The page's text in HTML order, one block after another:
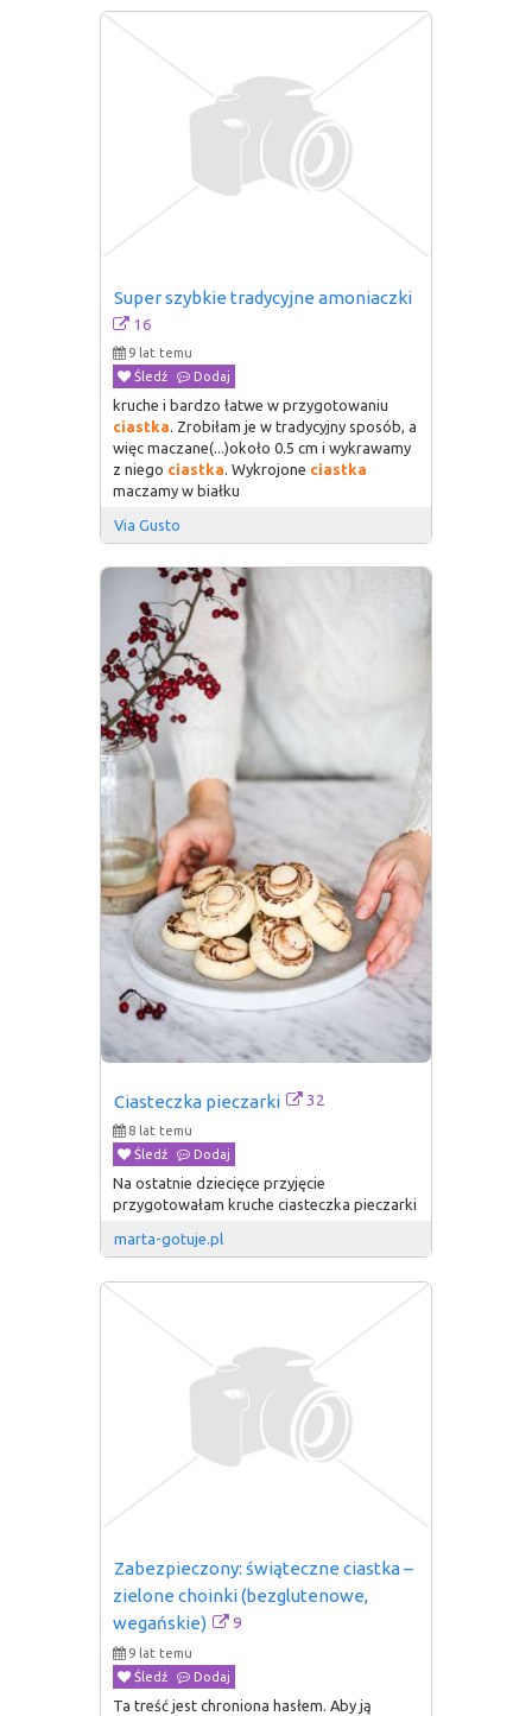
Super szybkie tradycyjne amoniaczki
16
9 lat temu
Śledź
Dodaj
kruche i bardzo łatwe w przygotowaniu
ciastka. Zrobiłam je w tradycyjny sposób, a
więc maczane(...)około 0.5 cm i wykrawamy
z niego ciastka. Wykrojone ciastka
maczamy w białku
Via Gusto
Ciasteczka pieczarki 32
8 lat temu
Śledź
Dodaj
Na ostatnie dziecięce przyjęcie
przygotowałam kruche ciasteczka pieczarki
marta-gotuje.pl
Zabezpieczony: świąteczne ciastka –
zielone choinki (bezglutenowe,
wegańskie)
9
9 lat temu
Śledź
Dodaj
Ta treść jest chroniona hasłem. Aby ją